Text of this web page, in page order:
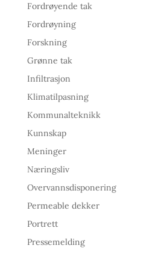
Fordrøyende tak
Fordrøyning
Forskning
Grønne tak
Infiltrasjon
Klimatilpasning
Kommunalteknikk
Kunnskap
Meninger
Næringsliv
Overvannsdisponering
Permeable dekker
Portrett
Pressemelding